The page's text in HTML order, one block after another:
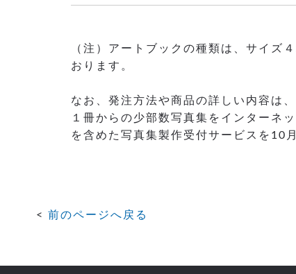
（注）アートブックの種類は、サイズ
おります。
なお、発注方法や商品の詳しい内容は、
１冊からの少部数写真集をインターネ
を含めた写真集製作受付サービスを10
前のページへ戻る